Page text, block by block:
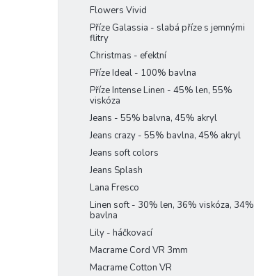
Flowers Vivid
Příze Galassia - slabá příze s jemnými
flitry
Christmas - efektní
Příze Ideal - 100% bavlna
Příze Intense Linen - 45% len, 55%
viskóza
Jeans - 55% balvna, 45% akryl
Jeans crazy - 55% bavlna, 45% akryl
Jeans soft colors
Jeans Splash
Lana Fresco
Linen soft - 30% len, 36% viskóza, 34%
bavlna
Lily - háčkovací
Macrame Cord VR 3mm
Macrame Cotton VR